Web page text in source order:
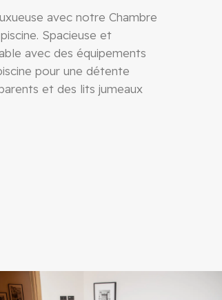
avec notre Chambre
Spacieuse et
avec des équipements
pour une détente
et des lits jumeaux